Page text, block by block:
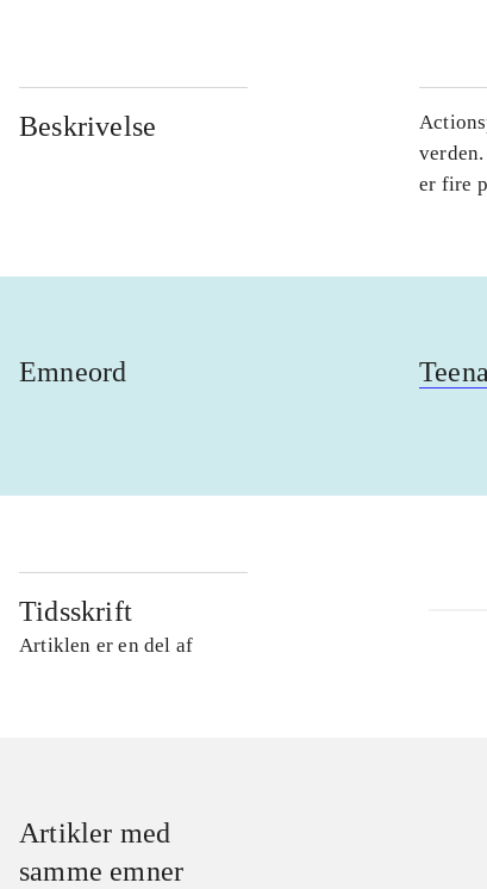
Beskrivelse
er fire
Emneord
Tidsskrift
Artiklen er en del af
Artikler med
samme emner